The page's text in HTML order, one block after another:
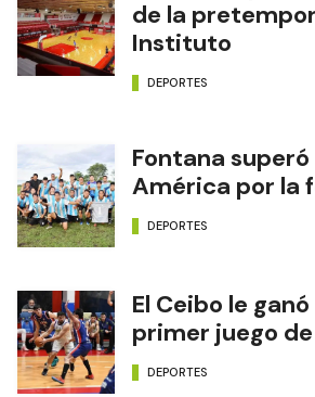
de la
Instituto
DEPORTES
Fontana superó
América por la
DEPORTES
El Ceibo le
primer juego
DEPORTES